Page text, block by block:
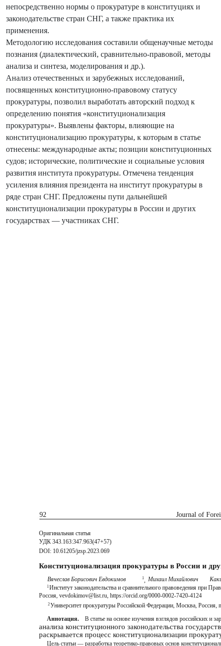
непосредственно нормы о прокуратуре в конституциях и
законодательстве стран СНГ, а также практика их
применения.
Методологию исследования составили общенаучные методы
познания (диалектический, сравнительно-правовой, методы
анализа и синтеза, моделирования и др.).
Анализ отечественных и зарубежных исследований,
посвященных конституционно-правовому статусу
прокуратуры, позволил выработать авторский подход к
определению понятия «конституционализация
прокуратуры». Выявлены факторы, влияющие на
конституционализацию прокуратуры, к которым в статье
отнесены: международные акты; позиции конституционных
судов; исторические, политические и социальные условия
развития института прокуратуры. Отмечена тенденция
усиления влияния президента на институт прокуратуры в
ряде стран СНГ. Предложены пути дальнейшей
конституционализации прокуратуры в России и других
государствах — участниках СНГ.
92 Journal of
Оригинальная статья
УДК 343.163:347.963(47+57)
DOI: 10.61205/jzsp.2023.069
Конституционализация прокуратуры в России и
Вячеслав Борисович Евдокимов 1, Михаил Михайлович
1Институт законодательства и сравнительного правоведения при
Россия, vevdokimov@list.ru, https://orcid.org/0000-0002-7420-4124
2Университет прокуратуры Российской Федерации, Москва, Россия,
Аннотация.
В статье на основе изучения взглядов российских и
анализа конституционного законодательства
раскрывается процесс конституционализации
Цель статьи — разработка теоретико-правовых основ